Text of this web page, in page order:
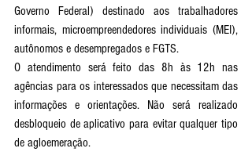
Governo Federal) destinado aos trabalhadores
informais, microempreendedores individuais (MEI),
autônomos e desempregados e FGTS.
O atendimento será feito das 8h às 12h nas
agências para os interessados que necessitam das
informações e orientações. Não será realizado
desbloqueio de aplicativo para evitar qualquer tipo
de agloemeração.